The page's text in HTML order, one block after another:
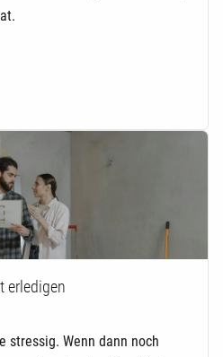
erledigen
stressig. Wenn dann noch